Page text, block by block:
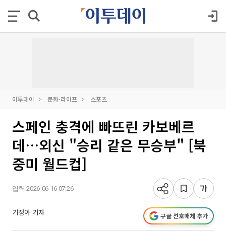
이투데이 문화·라이프 스포츠
스페인 충격에 빠뜨린 카보베르
데…외신 "승리 같은 무승부" [북
중미 월드컵]
입력 2026-06-16 07:26
기정아 기자 구글 선호매체 추가